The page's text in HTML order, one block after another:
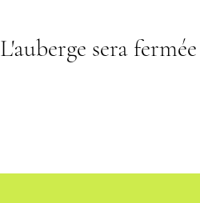
L'auberge sera